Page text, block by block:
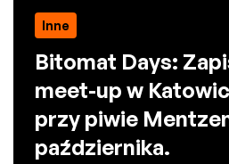
Inne
Bitomat Days:
meet-up w
przy piwie
października.